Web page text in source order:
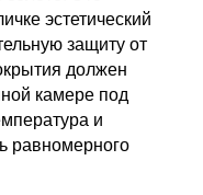
эстетический
защиту от
должен
камере под
и
равномерного